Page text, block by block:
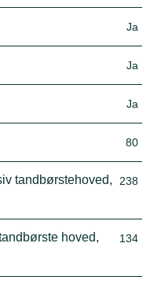
Ja
Ja
Ja
80
tandbørstehoved,
238
hoved,
134